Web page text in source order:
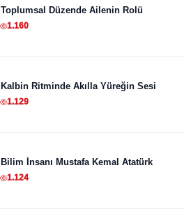
Toplumsal Düzende Ailenin Rolü
1.160
Kalbin Ritminde Akılla Yüreğin Sesi
1.129
Bilim İnsanı Mustafa Kemal Atatürk
1.124